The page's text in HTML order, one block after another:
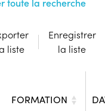
toute la recherche
liste
Enregistrer
la liste
FORMATION